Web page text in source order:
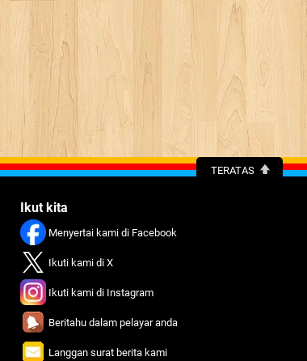
TERATAS
Ikut kita
Menyertai kami di Facebook
Ikuti kami di X
Ikuti kami di Instagram
Beritahu dalam pelayar anda
Langgan surat berita kami